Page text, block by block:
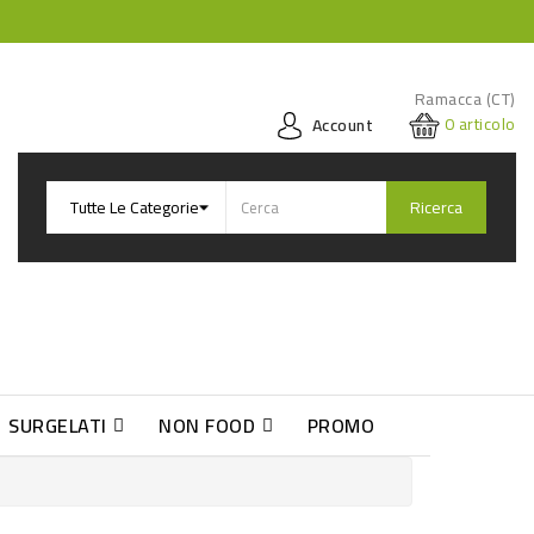
Ramacca (CT)
Account
0articolo
Ricerca
SURGELATI NON FOOD PROMO